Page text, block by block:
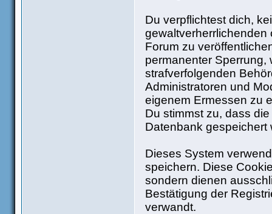
Du verpflichtest dich,
Forum zu
permanenter Sperrung,
strafverfolgenden
Administratoren und
eigenem Ermessen zu
Du stimmst zu, dass
Datenbank gespeichert
Dieses System
speichern. Diese
sondern dienen
Bestätigung der
verwandt.